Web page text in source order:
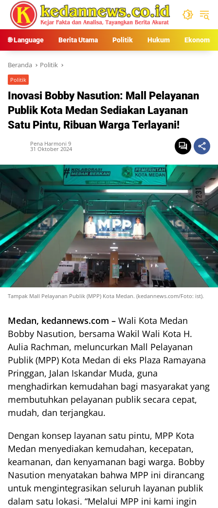
Langsung
konten
🌐 Language Berita Utama Politik Hukum Ekonomi
Beranda Politik
Politik
Inovasi Bobby Nasution: Mall Pelayanan
Publik Kota Medan Sediakan Layanan
Satu Pintu, Ribuan Warga Terlayani!
Pena Harmoni 9
31 Oktober 2024
Tampak Mall Pelayanan Publik (MPP) Kota Medan. (kedannews.com/Foto: ist).
Medan, kedannews.com – Wali Kota Medan
Bobby Nasution, bersama Wakil Wali Kota H.
Aulia Rachman, meluncurkan Mall Pelayanan
Publik (MPP) Kota Medan di eks Plaza Ramayana
Pringgan, Jalan Iskandar Muda, guna
menghadirkan kemudahan bagi masyarakat yang
membutuhkan pelayanan publik secara cepat,
mudah, dan terjangkau.
Dengan konsep layanan satu pintu, MPP Kota
Medan menyediakan kemudahan, kecepatan,
keamanan, dan kenyamanan bagi warga. Bobby
Nasution menyatakan bahwa MPP ini dirancang
untuk mengintegrasikan seluruh layanan publik
dalam satu lokasi. “Melalui MPP ini kami ingin